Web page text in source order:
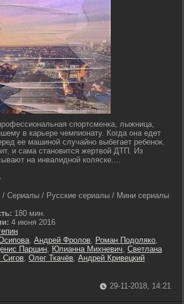
спортсменка, лыжница,
в карьере чемпионату. Когда она едет
ее машиной случайно выбегает ребенок.
и сама становится жертвой ДТП. Из
на инвалидной коляске....
Сериалы / Русские сериалы / Мини сериалы
180 мин.
4 июня 2016
, Андрей Фролов, Роман Подоляко,
Паршин, Юлианна Михневич, Светлана
Сигов, Олег Ткачёв, Андрей Кривецкий
29-11-2018, 14:21